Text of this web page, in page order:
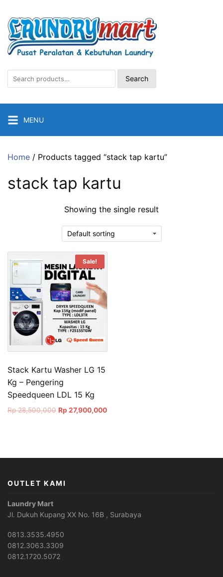
content
Search
for:
Search
MENU
Home / Products tagged “stack tap kartu”
stack tap kartu
Showing the single result
Sale!
Stack Kartu Washer LG 15
Kg – Pengering
Speedqueen LDL 15 Kg
Rp28,500,000 Original
Rp 27,900,000Current
OUTLET KAMI
Laundry Mart
Jl. Dukuh Kupang XX No. 16B , Surabaya
0813.3535.4950
0812.3063.3309
0812.1720.5072